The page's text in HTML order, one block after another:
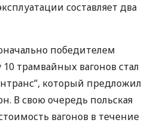
составляет два
победителем
трамвайных вагонов стал
который предложил
В свою очередь польская
вагонов в течение